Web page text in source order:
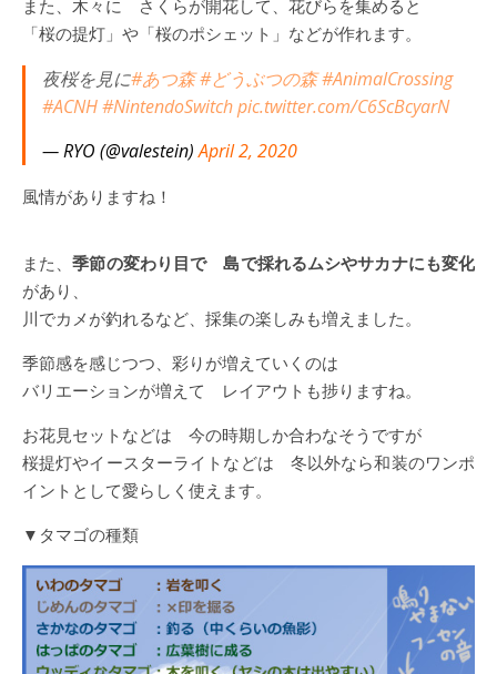
また、木々に さくらが開花して、花びらを集めると
「桜の提灯」や「桜のポシェット」などが作れます。
夜桜を見に#あつ森#どうぶつの森#AnimalCrossing
#ACNH#NintendoSwitchpic.twitter.com/C6ScBcyarN
— RYO (@valestein)April 2, 2020
風情がありますね！
また、季節の変わり目で 島で採れるムシやサカナにも変化
があり、
川でカメが釣れるなど、採集の楽しみも増えました。
季節感を感じつつ、彩りが増えていくのは
バリエーションが増えて レイアウトも捗りますね。
お花見セットなどは 今の時期しか合わなそうですが
桜提灯やイースターライトなどは 冬以外なら和装のワンポ
イントとして愛らしく使えます。
▼タマゴの種類